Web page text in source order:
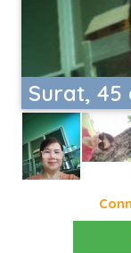
Surat, 45